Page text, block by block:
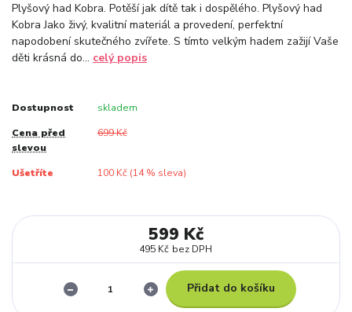
Plyšový had Kobra. Potěší jak dítě tak i dospělého. Plyšový had
Kobra Jako živý, kvalitní materiál a provedení, perfektní
napodobení skutečného zvířete. S tímto velkým hadem zažijí Vaše
děti krásná do... celý popis
Dostupnost skladem
Cena před
slevou
699 Kč
Ušetříte 100 Kč (14% sleva)
599 Kč
495 Kč bez DPH
Přidat do košíku